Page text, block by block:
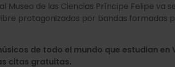
Museo de las Ciencias Príncipe Felipe va
protagonizados por bandas formadas
de todo el mundo que estudian
citas gratuitas.